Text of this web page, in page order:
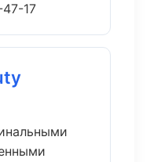
17